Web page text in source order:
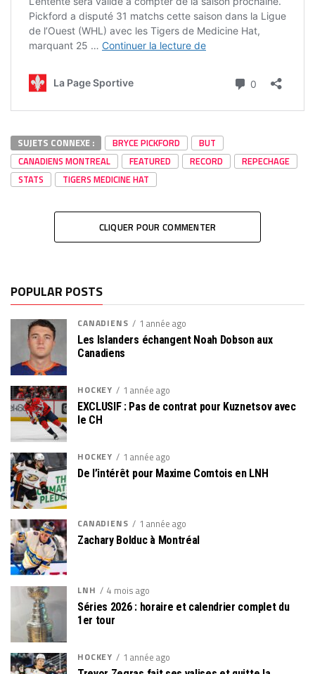
SUJETS CONNEXE : BRYCE PICKFORD
BUT
CANADIENS MONTREAL
FEATURED RECORD
REPECHAGE
STATS
TIGERS MEDICINE HAT
CLIQUER POUR COMMENTER
POPULAR POSTS
CANADIENS 1 année ago
Les Islanders échangent Noah Dobson aux
Canadiens
HOCKEY 1 année ago
EXCLUSIF : Pas de contrat pour Kuznetsov avec
le CH
HOCKEY 1 année ago
De l’intérêt pour Maxime Comtois en LNH
CANADIENS 1 année ago
Zachary Bolduc à Montréal
LNH 4 mois ago
Séries 2026 : horaire et calendrier complet du
1er tour
HOCKEY 1 année ago